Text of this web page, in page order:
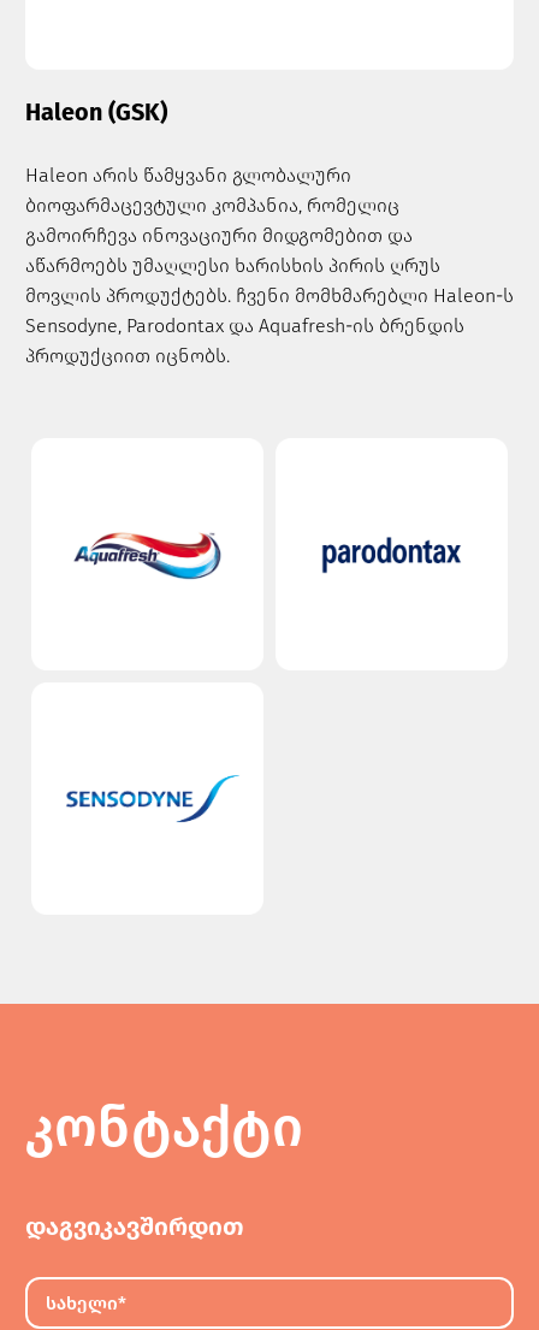
Haleon (GSK)
Haleon არის წამყვანი გლობალური
ბიოფარმაცევტული კომპანია, რომელიც
გამოირჩევა ინოვაციური მიდგომებით და
აწარმოებს უმაღლესი ხარისხის პირის ღრუს
მოვლის პროდუქტებს. ჩვენი მომხმარებლი Haleon-ს
Sensodyne, Parodontax და Aquafresh-ის ბრენდის
პროდუქციით იცნობს.
კონტაქტი
დაგვიკავშირდით